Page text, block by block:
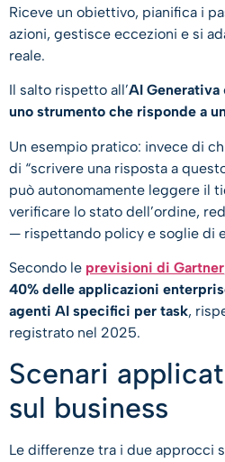
Riceve un obiettivo, pianifica i
azioni, gestisce eccezioni e si
reale.
Il salto rispetto all’AI Generativa
uno strumento che risponde a
Un esempio pratico: invece di
di “scrivere una risposta a
può autonomamente leggere il
verificare lo stato dell’ordine,
— rispettando policy e soglie di
Secondo le previsioni di Gartner
40% delle applicazioni
agenti AI specifici per task,
registrato nel 2025.
Scenari
sul business
Le differenze tra i due approcci